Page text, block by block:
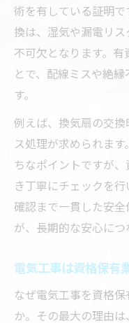
術を有している証明
換は、湿気や漏電リ
不可欠となります。
とで、配線ミスや絶
す。
例えば、換気扇の交
ス処理が求められま
ちなポイントですが
き丁寧にチェックを
確認まで一貫した安
が、長期的な安心につ
電気工事は資格保有
なぜ電気工事を資格
か。その最大の理由